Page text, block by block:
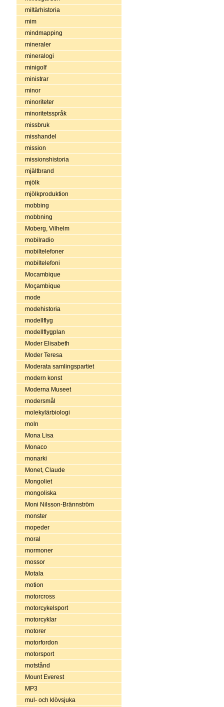
miltärhistoria
mim
mindmapping
mineraler
mineralogi
minigolf
ministrar
minor
minoriteter
minoritetsspråk
missbruk
misshandel
mission
missionshistoria
mjältbrand
mjölk
mjölkproduktion
mobbing
mobbning
Moberg, Vilhelm
mobilradio
mobiltelefoner
mobiltelefoni
Mocambique
Moçambique
mode
modehistoria
modellflyg
modellflygplan
Moder Elisabeth
Moder Teresa
Moderata samlingspartiet
modern konst
Moderna Museet
modersmål
molekylärbiologi
moln
Mona Lisa
Monaco
monarki
Monet, Claude
Mongoliet
mongoliska
Moni Nilsson-Brännström
monster
mopeder
moral
mormoner
mossor
Motala
motion
motorcross
motorcykelsport
motorcyklar
motorer
motorfordon
motorsport
motstånd
Mount Everest
MP3
mul- och klövsjuka